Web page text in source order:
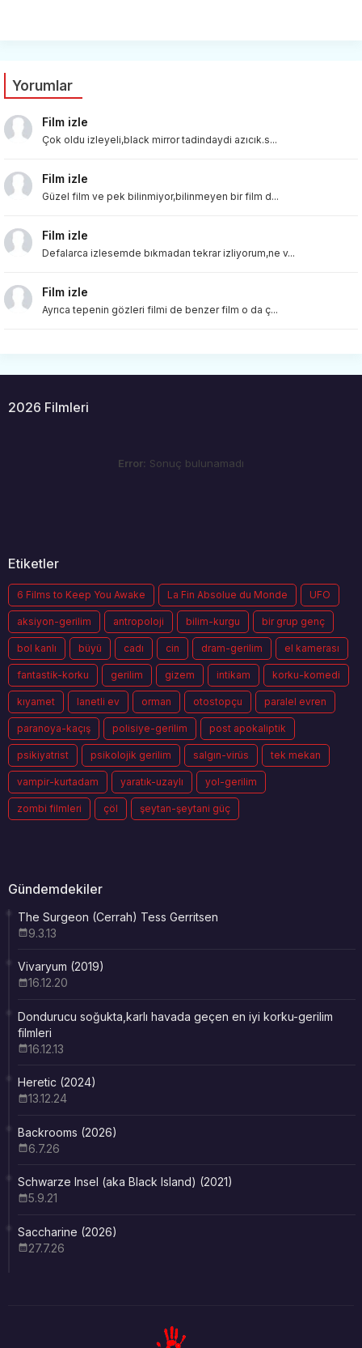
Yorumlar
Film izle
Çok oldu izleyeli,black mirror tadindaydi azıcık.s...
Film izle
Güzel film ve pek bilinmiyor,bilinmeyen bir film d...
Film izle
Defalarca izlesemde bıkmadan tekrar izliyorum,ne v...
Film izle
Ayrıca tepenin gözleri filmi de benzer film o da ç...
2026 Filmleri
Error: Sonuç bulunamadı
Etiketler
6 Films to Keep You Awake La Fin Absolue du Monde UFO
aksiyon-gerilim antropoloji bilim-kurgu bir grup genç
bol kanlı büyü cadı cin dram-gerilim el kamerası
fantastik-korku gerilim gizem intikam korku-komedi
kıyamet lanetli ev orman otostopçu paralel evren
paranoya-kaçış polisiye-gerilim post apokaliptik
psikiyatrist psikolojik gerilim salgın-virüs tek mekan
vampir-kurtadam yaratık-uzaylı yol-gerilim
zombi filmleri çöl şeytan-şeytani güç
Gündemdekiler
The Surgeon (Cerrah) Tess Gerritsen
9.3.13
Vivaryum (2019)
16.12.20
Dondurucu soğukta,karlı havada geçen en iyi korku-gerilim
filmleri
16.12.13
Heretic (2024)
13.12.24
Backrooms (2026)
6.7.26
Schwarze Insel (aka Black Island) (2021)
5.9.21
Saccharine (2026)
27.7.26